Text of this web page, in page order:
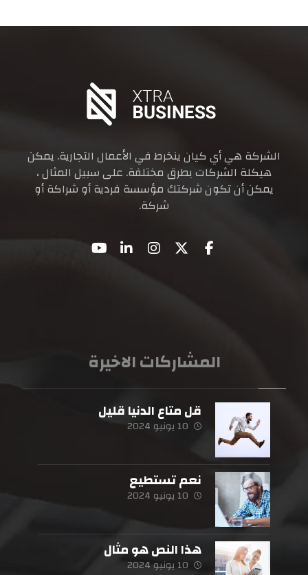
الشركة هي أي كيان ينخرط في الأعمال التجارية. يمكن
هيكلة الشركات بطرق مختلفة. على سبيل المثال ،
يمكن أن تكون شركتك مؤسسة فردية أو شراكة أو
شركة.
المشاركات الاخيرة
قل متاع الدنيا قليل
10 يونيو 2024
نعم تستطيع
10 يونيو 2024
هذا النص هو مثال
10 يونيو 2024